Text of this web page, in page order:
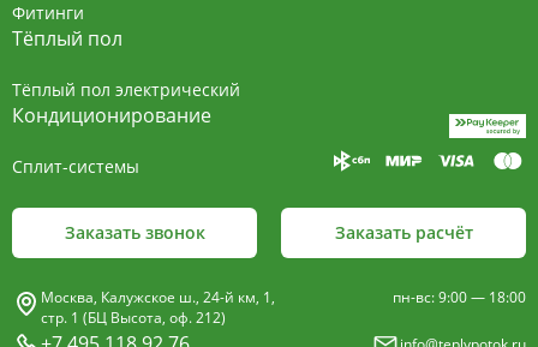
Фитинги
Тёплый пол
Тёплый пол электрический
Кондиционирование
Сплит-системы
Заказать звонок Заказать расчёт
Москва, Калужское ш., 24-й км, 1,
стр. 1 (БЦ Высота, оф. 212)
пн-вс: 9:00 — 18:00